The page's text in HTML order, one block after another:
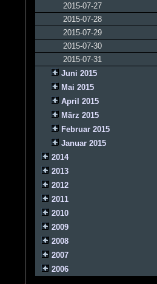
2015-07-27
2015-07-28
2015-07-29
2015-07-30
2015-07-31
Juni 2015
Mai 2015
April 2015
März 2015
Februar 2015
Januar 2015
2014
2013
2012
2011
2010
2009
2008
2007
2006